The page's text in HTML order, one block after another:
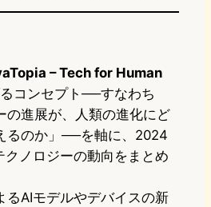
– Tech for Human
コンセプト──すなわち
の進展が、人類の進化にど
るのか」──を軸に、2024
クノロジーの動向をまとめ
るAIモデルやデバイスの新